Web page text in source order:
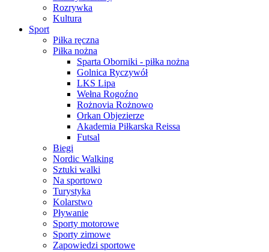
Rozrywka
Kultura
Sport
Piłka ręczna
Piłka nożna
Sparta Oborniki - piłka nożna
Golnica Ryczywół
LKS Lipa
Wełna Rogoźno
Rożnovia Rożnowo
Orkan Objezierze
Akademia Piłkarska Reissa
Futsal
Biegi
Nordic Walking
Sztuki walki
Na sportowo
Turystyka
Kolarstwo
Pływanie
Sporty motorowe
Sporty zimowe
Zapowiedzi sportowe